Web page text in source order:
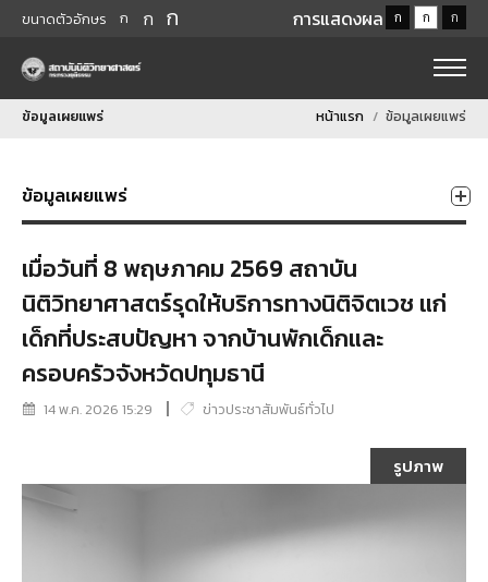
ขนาดตัวอักษร ก ก ก การแสดงผล ก ก ก
ข้อมูลเผยแพร่ หน้าแรก ข้อมูลเผยแพร่
ข้อมูลเผยแพร่
เมื่อวันที่ 8 พฤษภาคม 2569 สถาบัน
นิติวิทยาศาสตร์รุดให้บริการทางนิติจิตเวช แก่
เด็กที่ประสบปัญหา จากบ้านพักเด็กและ
ครอบครัวจังหวัดปทุมธานี
14 พ.ค. 2026 15:29 ข่าวประชาสัมพันธ์ทั่วไป
รูปภาพ